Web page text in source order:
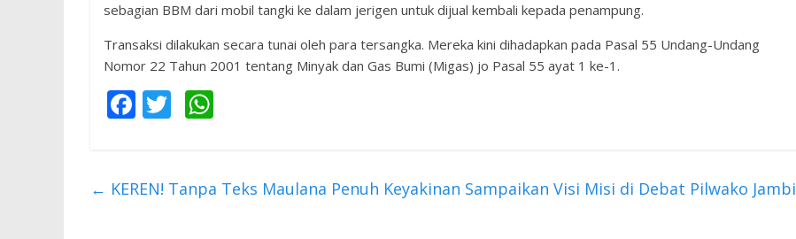
sebagian BBM dari mobil tangki ke dalam jerigen untuk dijual kembali kepada penampung.
Transaksi dilakukan secara tunai oleh para tersangka. Mereka kini dihadapkan pada Pasal 55 Undang-Undang
Nomor 22 Tahun 2001 tentang Minyak dan Gas Bumi (Migas) jo Pasal 55 ayat 1 ke-1.
F
b
T
er s
← KEREN! Tanpa Teks Maulana Penuh Keyakinan Sampaikan Visi Misi di Debat Pilwako Jambi